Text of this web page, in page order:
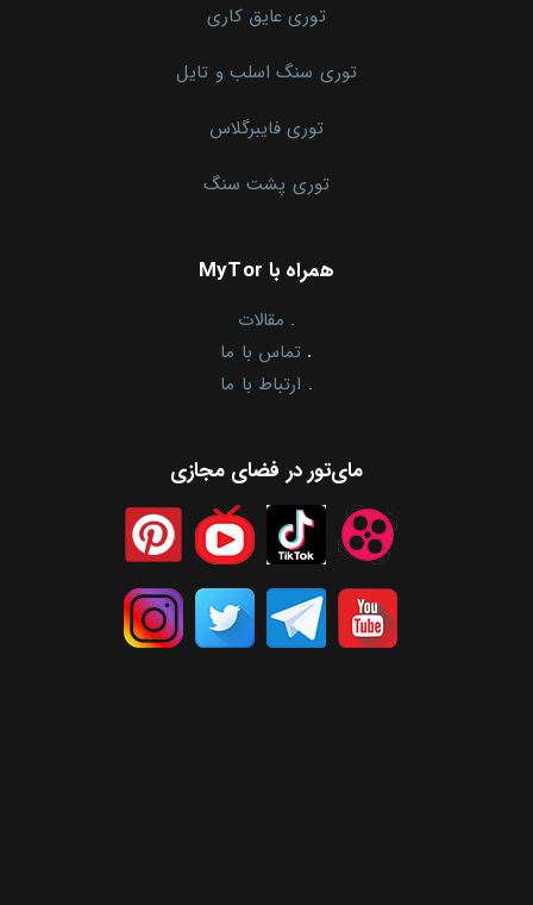
توری عایق کاری
توری سنگ اسلب و تایل
توری فایبرگلاس
توری پشت سنگ
همراه با MyTor
. مقالات
. تماس با ما
. ارتباط با ما
مای‌تور در فضای مجازی